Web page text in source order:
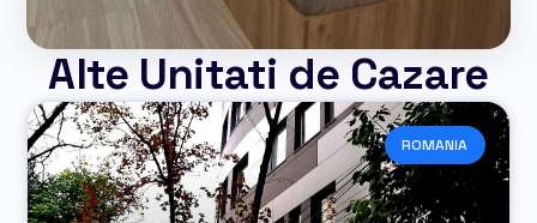
Alte Unitati de Cazare
ROMANIA